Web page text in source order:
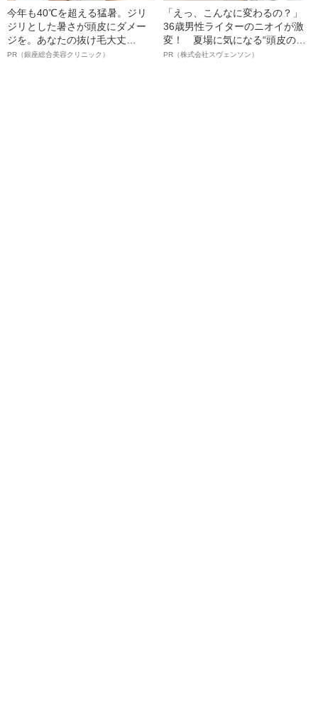
今年も40℃を超える猛暑。ジリ
ジリとした暑さが頭皮にダメー
ジを。あなたの抜け毛大丈
夫！？
PR（銀座総合美容クリニック）
「えっ、こんなに変わるの？」
36歳男性ライターのニオイが激
変！ 夏場に気になる“頭皮のニ
オイ”や“ベタつき”を解消す
PR（株式会社スヴェンソン）